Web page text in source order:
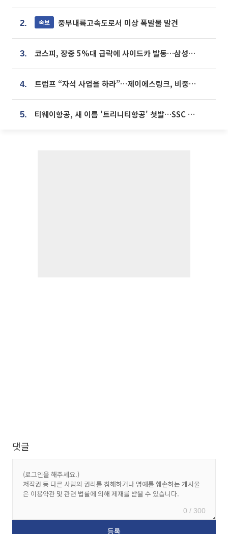
2. 속보 중부내륙고속도로서 미상 폭발물 발견
3. 코스피, 장중 5%대 급락에 사이드카 발동…삼성·SK 동반 폭락
4. 트럼프 “자석 사업을 하라”…제이에스링크, 비중국 영구자석 공급망 구축 속도
5. 티웨이항공, 새 이름 '트리니티항공' 첫발…SSC 전략 본격화
댓글
0 / 300